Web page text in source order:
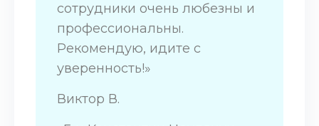
сотрудники очень любезны и
профессиональны.
Рекомендую, идите с
уверенность!»
Виктор В.